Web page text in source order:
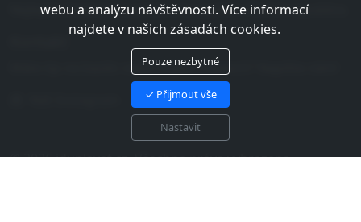
webu a analýzu návštěvnosti. Více informací
najdete v našich zásadách cookies.
Pouze nezbytné
✓ Přijmout vše
Nastavit
Nejlepší databáze bazénů a koupališť v České republice.
Máte tip na bazén nebo chybu v datech? Napište nám!
© 2026 jduplavat.cz. Všechna práva vyhrazena.